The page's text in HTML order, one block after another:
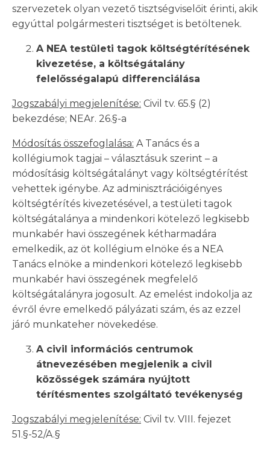
szervezetek olyan vezető tisztségviselőit érinti, akik
egyúttal polgármesteri tisztséget is betöltenek.
A NEA testületi tagok költségtérítésének
kivezetése, a költségátalány
felelősségalapú differenciálása
Jogszabályi megjelenítése: Civil tv. 65.§ (2)
bekezdése; NEAr. 26.§-a
Módosítás összefoglalása: A Tanács és a
kollégiumok tagjai – választásuk szerint – a
módosításig költségátalányt vagy költségtérítést
vehettek igénybe. Az adminisztrációigényes
költségtérítés kivezetésével, a testületi tagok
költségátalánya a mindenkori kötelező legkisebb
munkabér havi összegének kétharmadára
emelkedik, az öt kollégium elnöke és a NEA
Tanács elnöke a mindenkori kötelező legkisebb
munkabér havi összegének megfelelő
költségátalányra jogosult. Az emelést indokolja az
évről évre emelkedő pályázati szám, és az ezzel
járó munkateher növekedése.
A civil információs centrumok
átnevezésében megjelenik a civil
közösségek számára nyújtott
térítésmentes szolgáltató tevékenység
Jogszabályi megjelenítése: Civil tv. VIII. fejezet
51.§-52/A.§